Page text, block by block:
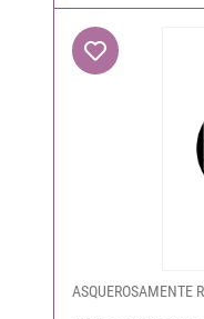
ASQUEROSAMENTE